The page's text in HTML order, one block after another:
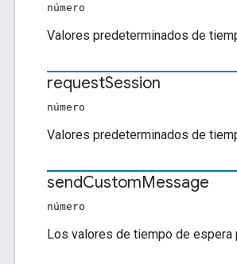
número
Valores predeterminados de
requestSession
número
Valores predeterminados de
sendCustomMessage
número
Los valores de tiempo de